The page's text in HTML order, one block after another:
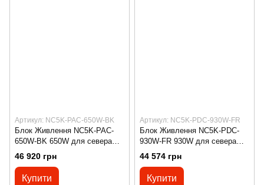
Артикул: NC5K-PAC-650W-BK
Блок Живлення NC5K-PAC-
650W-BK 650W для севера
CISCO
46 920 грн
Купити
Артикул: NC5K-PDC-930W-FR
Блок Живлення NC5K-PDC-
930W-FR 930W для севера
CISCO
44 574 грн
Купити